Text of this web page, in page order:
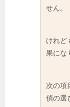
せん。
けれど
果にな
次の項
偵の選